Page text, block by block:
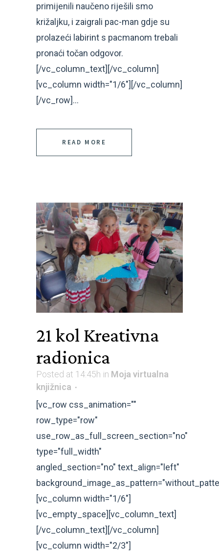
primijenili naučeno riješili smo
križaljku, i zaigrali pac-man gdje su
prolazeći labirint s pacmanom trebali
pronaći točan odgovor.
[/vc_column_text][/vc_column]
[vc_column width="1/6"][/vc_column]
[/vc_row]...
READ MORE
21 kol Kreativna
radionica
Posted at 14:45h in Moja virtualna
knjižnica
[vc_row css_animation=""
row_type="row"
use_row_as_full_screen_section="no"
type="full_width"
angled_section="no" text_align="left"
[vc_column width="1/6"]
[vc_empty_space][vc_column_text]
[/vc_column_text][/vc_column]
[vc_column width="2/3"]